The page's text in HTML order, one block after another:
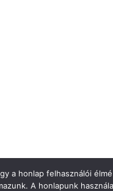
a honlap felhasználói
A honlapunk